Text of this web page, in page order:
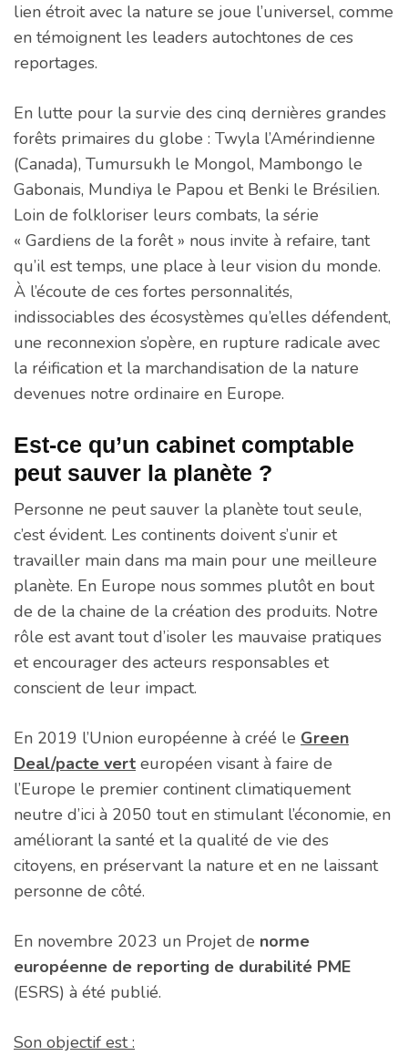
lien étroit avec la nature se joue l’universel, comme
en témoignent les leaders autochtones de ces
reportages.
En lutte pour la survie des cinq dernières grandes
forêts primaires du globe : Twyla l’Amérindienne
(Canada), Tumursukh le Mongol, Mambongo le
Gabonais, Mundiya le Papou et Benki le Brésilien.
Loin de folkloriser leurs combats, la série
« Gardiens de la forêt » nous invite à refaire, tant
qu’il est temps, une place à leur vision du monde.
À l’écoute de ces fortes personnalités,
indissociables des écosystèmes qu’elles défendent,
une reconnexion s’opère, en rupture radicale avec
la réification et la marchandisation de la nature
devenues notre ordinaire en Europe.
Est-ce qu’un cabinet comptable
peut sauver la planète ?
Personne ne peut sauver la planète tout seule,
c’est évident. Les continents doivent s’unir et
travailler main dans ma main pour une meilleure
planète. En Europe nous sommes plutôt en bout
de de la chaine de la création des produits. Notre
rôle est avant tout d’isoler les mauvaise pratiques
et encourager des acteurs responsables et
conscient de leur impact.
En 2019 l’Union européenne à créé le Green
Deal/pacte vert européen visant à faire de
l’Europe le premier continent climatiquement
neutre d’ici à 2050 tout en stimulant l’économie, en
améliorant la santé et la qualité de vie des
citoyens, en préservant la nature et en ne laissant
personne de côté.
En novembre 2023 un Projet de norme
européenne de reporting de durabilité PME
(ESRS) à été publié.
Son objectif est :